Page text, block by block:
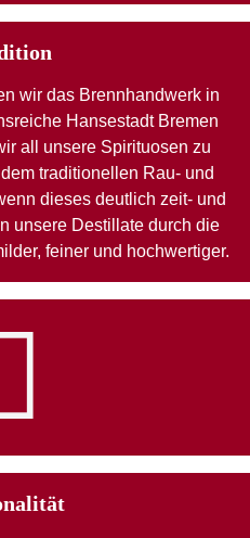
wir das Brennhandwerk in
Hansestadt Bremen
all unsere Spirituosen zu
traditionellen Rau- und
dieses deutlich zeit- und
unsere Destillate durch die
feiner und hochwertiger.